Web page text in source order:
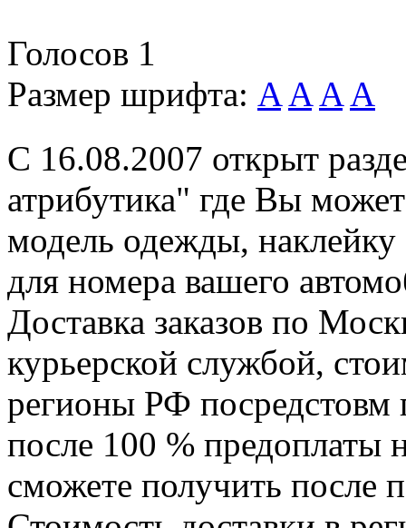
Голосов 1
Размер шрифта: A A A A
С 16.08.2007 открыт
атрибутика" где Вы
модель одежды,
для номера вашего
Доставка заказов по
курьерской службой,
регионы РФ посредстовм
после 100 % предоплаты
сможете получить после